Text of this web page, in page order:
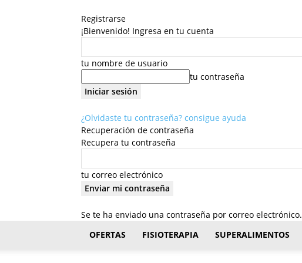
Registrarse
¡Bienvenido! Ingresa en tu cuenta
tu nombre de usuario
tu contraseña
¿Olvidaste tu contraseña? consigue ayuda
Recuperación de contraseña
Recupera tu contraseña
tu correo electrónico
Se te ha enviado una contraseña por correo electrónico.
OFERTAS FISIOTERAPIA SUPERALIMENTOS